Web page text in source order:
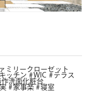
ミリークローゼット
ッチン WIC
テラス
作洗面化粧台
家事楽
寝室